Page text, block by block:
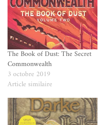
The Book of Dust: The Secret
Commonwealth
3 octobre 2019
Article similaire